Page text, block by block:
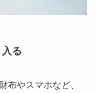
る
布やスマホなど、